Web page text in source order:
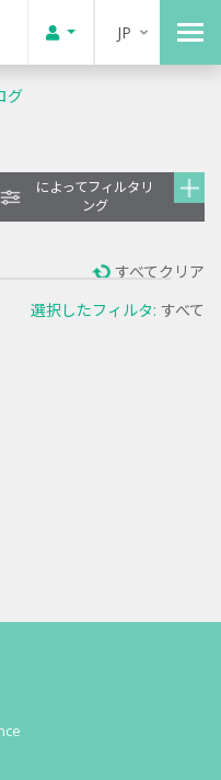
JP
グ
によってフィルタリ
ング
選択したフィルタ: すべて
すべてクリア